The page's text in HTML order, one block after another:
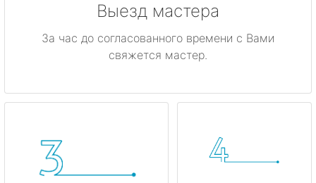
Выезд мастера
За час до согласованного времени с Вами
свяжется мастер.